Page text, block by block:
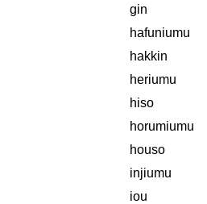
gin
hafuniumu
hakkin
heriumu
hiso
horumiumu
houso
injiumu
iou